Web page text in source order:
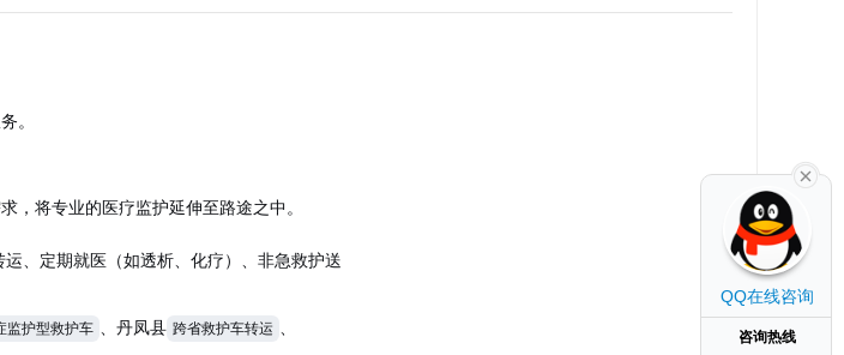
。
，将专业的医疗监护延伸至路途之中。
、定期就医（如透析、化疗）、非急救护送
监护型救护车 、丹凤县 跨省救护车转运
QQ在线咨询
咨询热线